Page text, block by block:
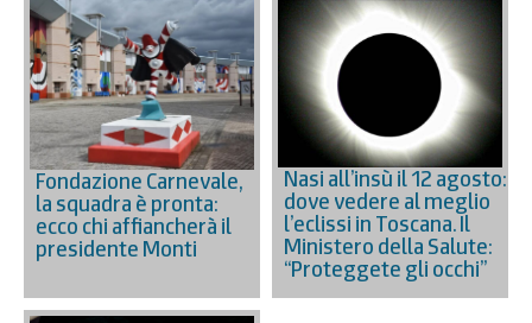
Fondazione Carnevale,
la squadra è pronta:
ecco chi affiancherà il
presidente Monti
Nasi all’insù il 12 agosto:
dove vedere al meglio
l’eclissi in Toscana. Il
Ministero della Salute:
“Proteggete gli occhi”